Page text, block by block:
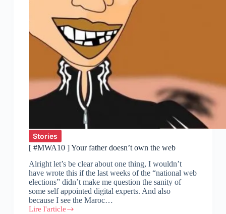
Stories
[ #MWA10 ] Your father doesn’t own the web
Alright let’s be clear about one thing, I wouldn’t
have wrote this if the last weeks of the “national web
elections” didn’t make me question the sanity of
some self appointed digital experts. And also
because I see the Maroc…
Lire l'article